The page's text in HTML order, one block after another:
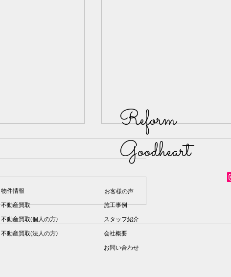
えたこと vol.20 喜んでもらえたこと vol.19
Reform
Goodheart
物件情報
不動産買取
不動産買取(個人の方)
不動産買取(法人の方)
施工事例
スタッフ紹介
会社概要
お問い合わせ
お客様の声